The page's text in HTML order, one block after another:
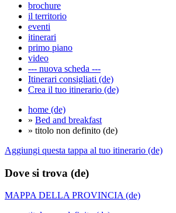
brochure
il territorio
eventi
itinerari
primo piano
video
--- nuova scheda ---
Itinerari consigliati (de)
Crea il tuo itinerario (de)
home (de)
» Bed and breakfast
» titolo non definito (de)
Aggiungi questa tappa al tuo itinerario (de)
Dove si trova (de)
MAPPA DELLA PROVINCIA (de)